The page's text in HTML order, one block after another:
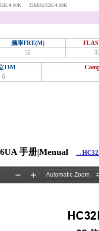
4.00K 32MHz/32K/4.00K
频率FRE(M)
32
TIM
6
手册|Menual